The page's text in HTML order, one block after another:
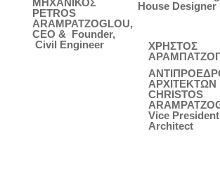
ΜΗΧΑΝΙΚΟΣ
PETROS
ARAMPATZOGLOU,
CEO & Founder,
Civil Engineer
House Designer
ΧΡΗΣΤΟΣ
ΑΡΧΙΤΕΚΤΩΝ
CHRISTOS
Vice
Architect